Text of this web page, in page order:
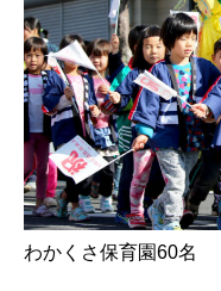
わかくさ保育園60名